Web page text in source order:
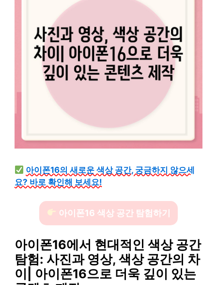
아이폰16의 새로운 색상 공간, 궁금하지 않으세
요? 바로 확인해 보세요!
아이폰16 색상 공간 탐험하기
아이폰16에서 현대적인 색상 공간
탐험: 사진과 영상, 색상 공간의 차
이| 아이폰16으로 더욱 깊이 있는